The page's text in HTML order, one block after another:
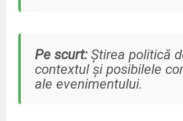
Pe scurt:Știrea politică
contextul și posibilele
ale evenimentului.